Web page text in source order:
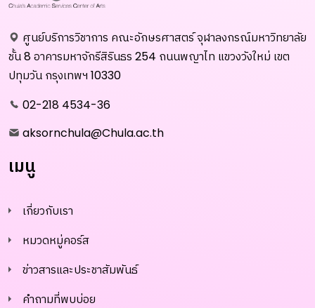
ศูนย์บริการวิชาการ คณะอักษรศาสตร์ จุฬาลงกรณ์มหาวิทยาลัย
ชั้น 8 อาคารมหาจักรีสิรินธร 254 ถนนพญาไท แขวงวังใหม่ เขต
ปทุมวัน กรุงเทพฯ 10330
02-218 4534-36
aksornchula@Chula.ac.th
เมนู
เกี่ยวกับเรา
หมวดหมู่คอร์ส
ข่าวสารและประชาสัมพันธ์
คำถามที่พบบ่อย